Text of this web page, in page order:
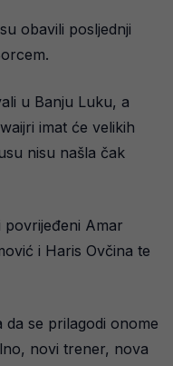
obavili posljednji
u Banju Luku, a
imat će velikih
nisu našla čak
povrijeđeni Amar
i Haris Ovčina te
da se prilagodi onome
novi trener, nova